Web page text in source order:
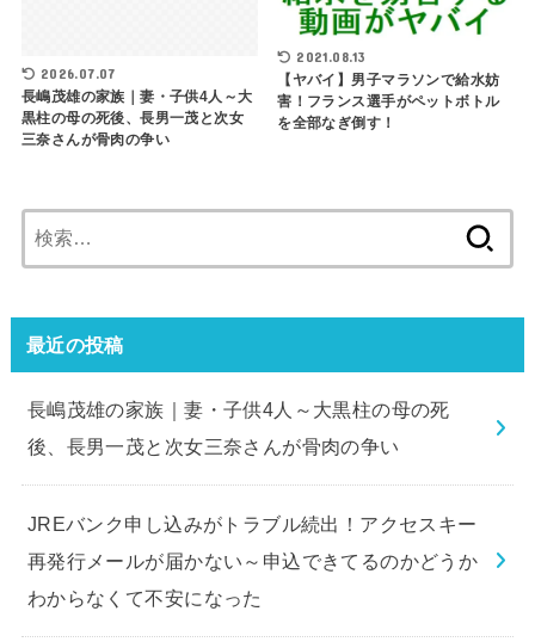
2026.07.07
長嶋茂雄の家族｜妻・子供4人～大
黒柱の母の死後、長男一茂と次女
三奈さんが骨肉の争い
2021.08.13
【ヤバイ】男子マラソンで給水妨
害！フランス選手がペットボトル
を全部なぎ倒す！
索:
最近の投稿
長嶋茂雄の家族｜妻・子供4人～大黒柱の母の死
後、長男一茂と次女三奈さんが骨肉の争い
JREバンク申し込みがトラブル続出！アクセスキー
再発行メールが届かない～申込できてるのかどうか
わからなくて不安になった